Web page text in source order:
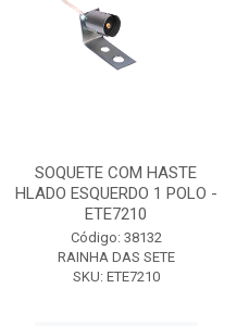
SOQUETE COM HASTE
HLADO ESQUERDO 1 POLO -
ETE7210
Código: 38132
RAINHA DAS SETE
SKU: ETE7210